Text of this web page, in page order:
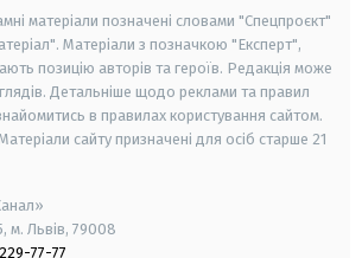
матеріали позначені словами "Спецпроєкт"
Матеріали з позначкою "Експерт",
позицію авторів та героїв. Редакція може
Детальніше щодо реклами та правил
в правилах користування сайтом.
сайту призначені для осіб старше 21
м. Львів, 79008
77-77